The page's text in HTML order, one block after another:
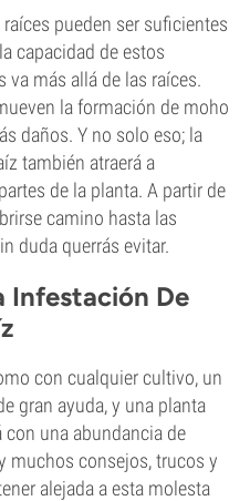
pueden ser suficientes
capacidad de estos
va más allá de las raíces.
la formación de moho
daños. Y no solo eso; la
también atraerá a
de la planta. A partir de
camino hasta las
duda querrás evitar.
Infestación De
con cualquier cultivo, un
gran ayuda, y una planta
una abundancia de
muchos consejos, trucos y
alejada a esta molesta